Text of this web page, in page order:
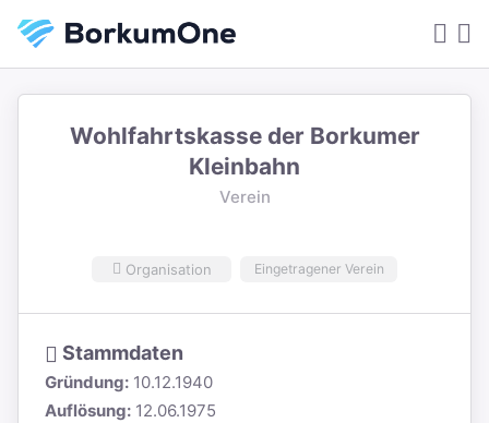
Wohlfahrtskasse der Borkumer
Kleinbahn
Verein
Organisation Eingetragener Verein
Stammdaten
Gründung: 10.12.1940
Auflösung: 12.06.1975